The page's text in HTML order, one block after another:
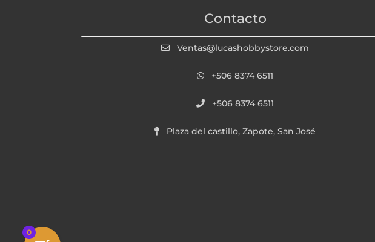
Contacto
Ventas@lucashobbystore.com
+506 8374 6511
+506 8374 6511
Plaza del castillo, Zapote, San José
0